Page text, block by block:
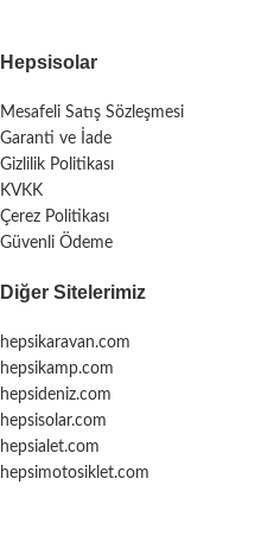
Hepsisolar
Mesafeli Satış Sözleşmesi
Garanti ve İade
Gizlilik Politikası
KVKK
Çerez Politikası
Güvenli Ödeme
Diğer Sitelerimiz
hepsikaravan.com
hepsikamp.com
hepsideniz.com
hepsisolar.com
hepsialet.com
hepsimotosiklet.com